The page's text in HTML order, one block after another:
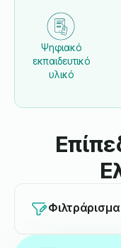
Ψηφιακό
εκπαιδευτικό
υλικό